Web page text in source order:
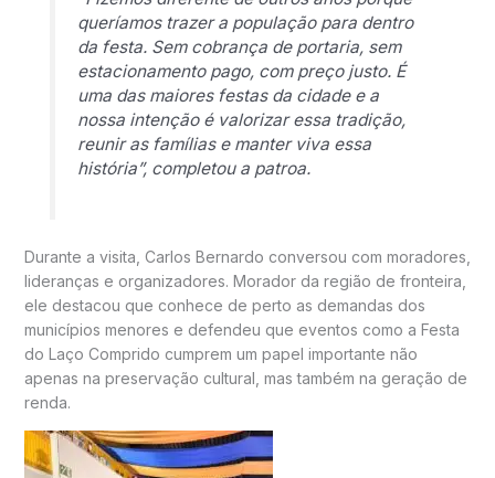
queríamos trazer a população para dentro
da festa. Sem cobrança de portaria, sem
estacionamento pago, com preço justo. É
uma das maiores festas da cidade e a
nossa intenção é valorizar essa tradição,
reunir as famílias e manter viva essa
história”, completou a patroa.
Durante a visita, Carlos Bernardo conversou com moradores,
lideranças e organizadores. Morador da região de fronteira,
ele destacou que conhece de perto as demandas dos
municípios menores e defendeu que eventos como a Festa
do Laço Comprido cumprem um papel importante não
apenas na preservação cultural, mas também na geração de
renda.